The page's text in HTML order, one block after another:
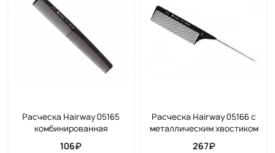
Расческа Hairway 05165
комбинированная
106₽
Расческа Hairway 05166 с
металлическим хвостиком
267₽